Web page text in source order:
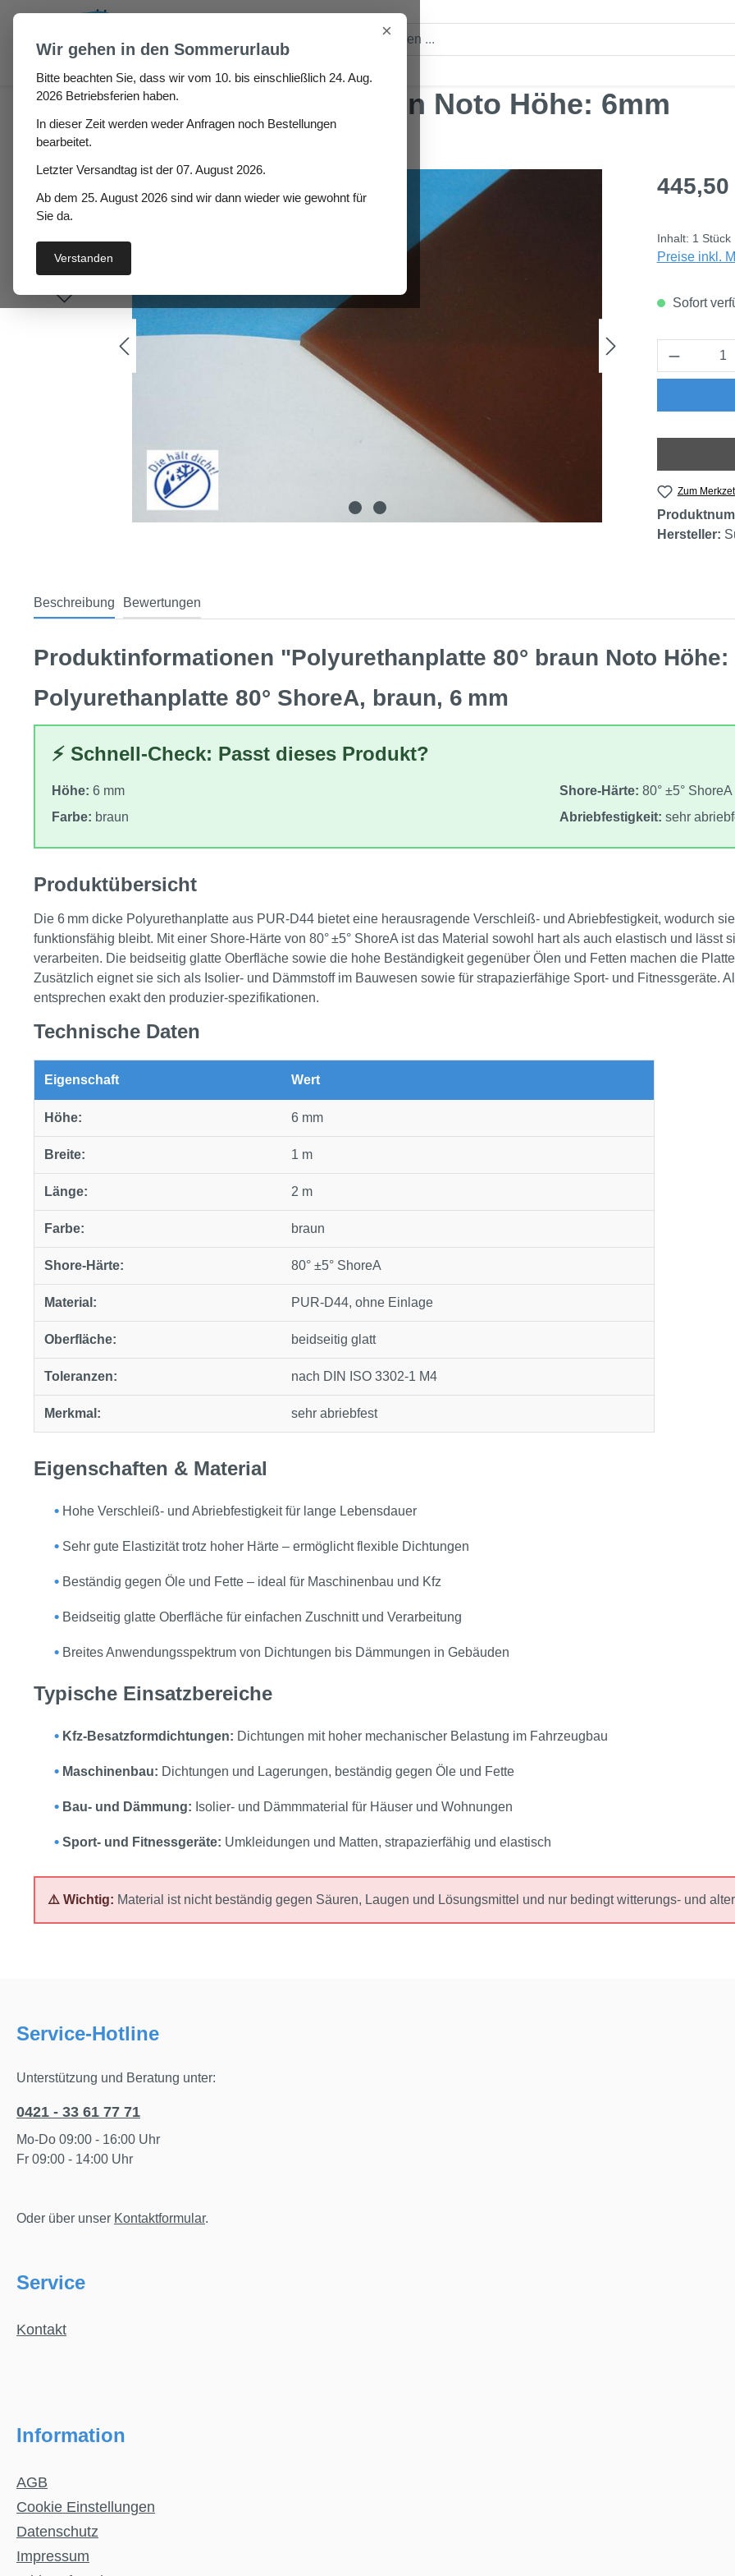
Hauptinhalt springen
Zur Suche springen
Polyurethanplatte 80° braun Noto Höhe: 6mm
Bildergalerie überspringen Regulärer
445,50
Inhalt: 1 Stück
Preise inkl.
Sofort
Zum
Hersteller:
Beschreibung Bewertungen
Produktinformationen "Polyurethanplatte 80° braun Noto Höhe:
Polyurethanplatte 80° ShoreA, braun, 6 mm
⚡ Schnell-Check: Passt dieses Produkt?
Höhe: 6 mm Shore‑Härte: 80° ±5° ShoreA
Farbe: braun Abriebfestigkeit: sehr
Produktübersicht
Die 6 mm dicke Polyurethanplatte aus PUR‑D44 bietet eine herausragende Verschleiß‑ und Abriebfestigkeit, wodurch
funktionsfähig bleibt. Mit einer Shore‑Härte von 80° ±5° ShoreA ist das Material sowohl hart als auch elastisch und
verarbeiten. Die beidseitig glatte Oberfläche sowie die hohe Beständigkeit gegenüber Ölen und Fetten machen die
Zusätzlich eignet sie sich als Isolier‑ und Dämmstoff im Bauwesen sowie für strapazierfähige Sport‑ und Fitnessgeräte.
entsprechen exakt den produzier‑spezifikationen.
Technische Daten
Eigenschaft Wert
Höhe: 6 mm
Breite: 1 m
Länge: 2 m
Farbe: braun
Shore‑Härte: 80° ±5° ShoreA
Material: PUR‑D44, ohne Einlage
Oberfläche: beidseitig glatt
Toleranzen: nach DIN ISO 3302‑1 M4
Merkmal: sehr abriebfest
Eigenschaften & Material
• Hohe Verschleiß‑ und Abriebfestigkeit für lange Lebensdauer
• Sehr gute Elastizität trotz hoher Härte – ermöglicht flexible Dichtungen
• Beständig gegen Öle und Fette – ideal für Maschinenbau und Kfz
• Beidseitig glatte Oberfläche für einfachen Zuschnitt und Verarbeitung
• Breites Anwendungsspektrum von Dichtungen bis Dämmungen in Gebäuden
Typische Einsatzbereiche
• Kfz‑Besatzformdichtungen: Dichtungen mit hoher mechanischer Belastung im Fahrzeugbau
• Maschinenbau: Dichtungen und Lagerungen, beständig gegen Öle und Fette
• Bau‑ und Dämmung: Isolier‑ und Dämmmaterial für Häuser und Wohnungen
• Sport‑ und Fitnessgeräte: Umkleidungen und Matten, strapazierfähig und elastisch
⚠️ Wichtig: Material ist nicht beständig gegen Säuren, Laugen und Lösungsmittel und nur bedingt witterungs‑ und
Service-Hotline
Unterstützung und Beratung unter:
0421 - 33 61 77 71
Mo-Do 09:00 - 16:00 Uhr
Fr 09:00 - 14:00 Uhr
Oder über unser Kontaktformular.
Service
Kontakt
Information
AGB
Cookie Einstellungen
Datenschutz
Impressum
×
Wir gehen in den Sommerurlaub
Bitte beachten Sie, dass wir vom 10. bis einschließlich 24. Aug.
2026 Betriebsferien haben.
In dieser Zeit werden weder Anfragen noch Bestellungen
bearbeitet.
Letzter Versandtag ist der 07. August 2026.
Ab dem 25. August 2026 sind wir dann wieder wie gewohnt für
Sie da.
Verstanden